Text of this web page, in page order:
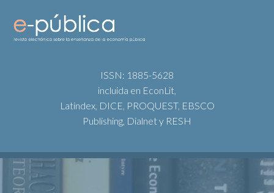
ISSN: 1885-5628
incluida en EconLit,
Latindex, DICE, PROQUEST, EBSCO
Publishing, Dialnet y RESH